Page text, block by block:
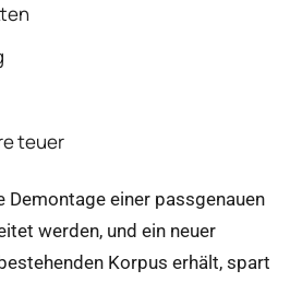
teuer
Demontage einer passgenauen
werden, und ein neuer
Korpus erhält, spart